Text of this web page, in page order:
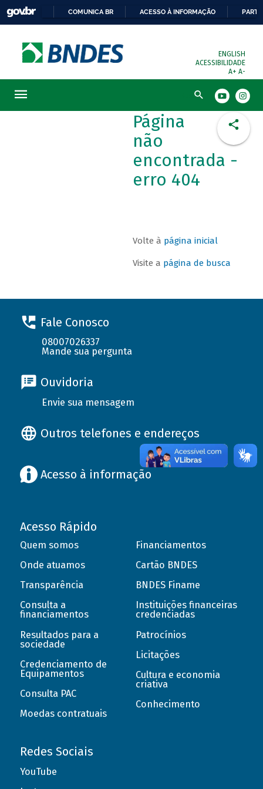
COMUNICA BR ACESSO À INFORMAÇÃO
ENGLISH
ACESSIBILIDADE
A+ A-
Busca
Página
não
encontrada -
erro 404
Volte à página inicial
Visite a página de busca
Fale Conosco
08007026337
Mande sua pergunta
Ouvidoria
Envie sua mensagem
Outros telefones e endereços
Acesso à informação
Acesso Rápido
Quem somos
Onde atuamos
Transparência
Consulta a
financiamentos
Resultados para a
sociedade
Credenciamento de
Equipamentos
Consulta PAC
Moedas contratuais
Financiamentos
Cartão BNDES
BNDES Finame
Instituições financeiras
credenciadas
Patrocínios
Licitações
Cultura e economia
criativa
Conhecimento
Redes Sociais
YouTube